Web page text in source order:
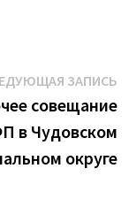
ЗАПИСЬ
совещание
в Чудовском
округе